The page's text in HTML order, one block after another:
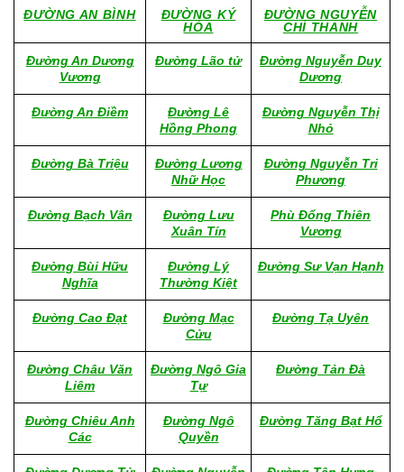
ĐƯỜNG AN BÌNH
ĐƯỜNG KÝ
HÒA
ĐƯỜNG NGUYỄN
CHÍ THANH
Đường An Dương
Vương
Đường Lão tử
Đường Nguyễn Duy
Dương
Đường An Điềm
Đường Lê
Hồng Phong
Đường Nguyễn Thị
Nhỏ
Đường Bà Triệu
Đường Lương
Nhữ Học
Đường Nguyễn Tri
Phương
Đường Bạch Vân
Đường Lưu
Xuân Tín
Phù Đổng Thiên
Vương
Đường Bùi Hữu
Nghĩa
Đường Lý
Thường Kiệt
Đường Sư Vạn Hạnh
Đường Cao Đạt
Đường Mạc
Cửu
Đường Tạ Uyên
Đường Châu Văn
Liêm
Đường Ngô Gia
Tự
Đường Tản Đà
Đường Chiêu Anh
Các
Đường Ngô
Quyền
Đường Tăng Bạt Hổ